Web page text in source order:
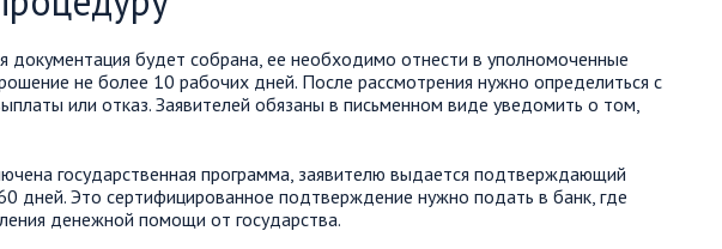
документация будет собрана, ее необходимо отнести в уполномоченные
не более 10 рабочих дней. После рассмотрения нужно определиться с
или отказ. Заявителей обязаны в письменном виде уведомить о том,
государственная программа, заявителю выдается подтверждающий
дней. Это сертифицированное подтверждение нужно подать в банк, где
денежной помощи от государства.